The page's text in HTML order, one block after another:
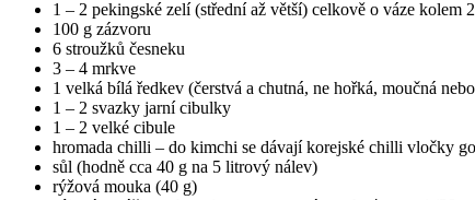
1 – 2 pekingské zelí (střední až větší) celkově o váze kolem
100 g zázvoru
6 stroužků česneku
3 – 4 mrkve
1 velká bílá ředkev (čerstvá a chutná, ne hořká, moučná
1 – 2 svazky jarní cibulky
1 – 2 velké cibule
hromada chilli – do kimchi se dávají korejské chilli vločky
sůl (hodně cca 40 g na 5 litrový nálev)
rýžová mouka (40 g)